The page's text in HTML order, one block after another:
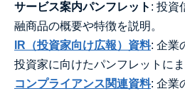
サービス案内パンフレット : 投資
融商品の概要や特徴を説明。
IR（投資家向け広報）資料: 企業
投資家に向けたパンフレットにま
コンプライアンス関連資料: 企業